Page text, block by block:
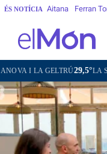
ÉS NOTÍCIA Aitana Ferran
29,5°LA SEU D'URGELL